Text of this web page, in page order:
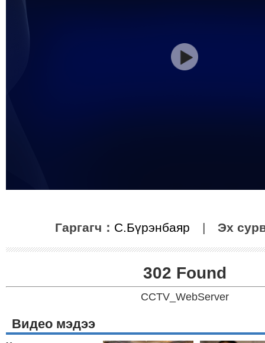
Гаргагч： С.Бүрэнбаяр | Эх
302 Found
CCTV_WebServer
Видео мэдээ